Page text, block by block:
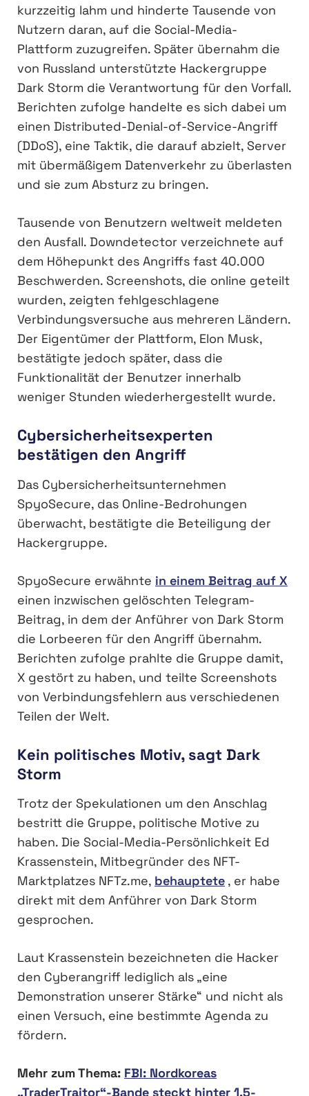
kurzzeitig lahm und hinderte Tausende von
Nutzern daran, auf die Social-Media-
Plattform zuzugreifen. Später übernahm die
von Russland unterstützte Hackergruppe
Dark Storm die Verantwortung für den Vorfall.
Berichten zufolge handelte es sich dabei um
einen Distributed-Denial-of-Service-Angriff
(DDoS), eine Taktik, die darauf abzielt, Server
mit übermäßigem Datenverkehr zu überlasten
und sie zum Absturz zu bringen.
Tausende von Benutzern weltweit meldeten
den Ausfall. Downdetector verzeichnete auf
dem Höhepunkt des Angriffs fast 40.000
Beschwerden. Screenshots, die online geteilt
wurden, zeigten fehlgeschlagene
Verbindungsversuche aus mehreren Ländern.
Der Eigentümer der Plattform, Elon Musk,
bestätigte jedoch später, dass die
Funktionalität der Benutzer innerhalb
weniger Stunden wiederhergestellt wurde.
Cybersicherheitsexperten
bestätigen den Angriff
Das Cybersicherheitsunternehmen
SpyoSecure, das Online-Bedrohungen
überwacht, bestätigte die Beteiligung der
Hackergruppe.
SpyoSecure erwähnte in einem Beitrag auf X
einen inzwischen gelöschten Telegram-
Beitrag, in dem der Anführer von Dark Storm
die Lorbeeren für den Angriff übernahm.
Berichten zufolge prahlte die Gruppe damit,
X gestört zu haben, und teilte Screenshots
von Verbindungsfehlern aus verschiedenen
Teilen der Welt.
Kein politisches Motiv, sagt Dark
Storm
Trotz der Spekulationen um den Anschlag
bestritt die Gruppe, politische Motive zu
haben. Die Social-Media-Persönlichkeit Ed
Krassenstein, Mitbegründer des NFT-
Marktplatzes NFTz.me, behauptete , er habe
direkt mit dem Anführer von Dark Storm
gesprochen.
Laut Krassenstein bezeichneten die Hacker
den Cyberangriff lediglich als „eine
Demonstration unserer Stärke“ und nicht als
einen Versuch, eine bestimmte Agenda zu
fördern.
Mehr zum Thema: FBI: Nordkoreas
„TraderTraitor“-Bande steckt hinter 1,5-